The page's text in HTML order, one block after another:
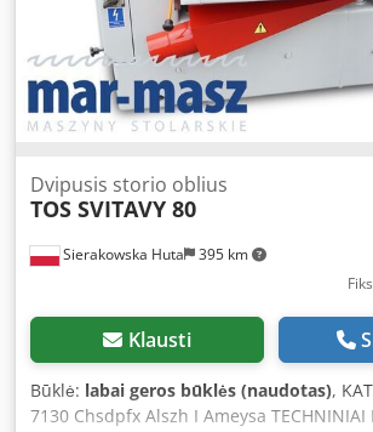
Sierakowska Huta 395 km
Dvipusis storio oblius
TOS SVITAVY 80
Klausti
Būklė: labai geros būklės (naudotas),
7130 Chsdpfx Alszh I Ameysa TECHNINIAI